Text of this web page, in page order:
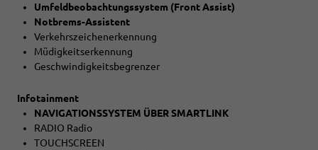
Umfeldbeobachtungssystem (Front Assist)
Notbrems-Assistent
Verkehrszeichenerkennung
Müdigkeitserkennung
Geschwindigkeitsbegrenzer
Infotainment
NAVIGATIONSSYSTEM ÜBER SMARTLINK
RADIO Radio
TOUCHSCREEN